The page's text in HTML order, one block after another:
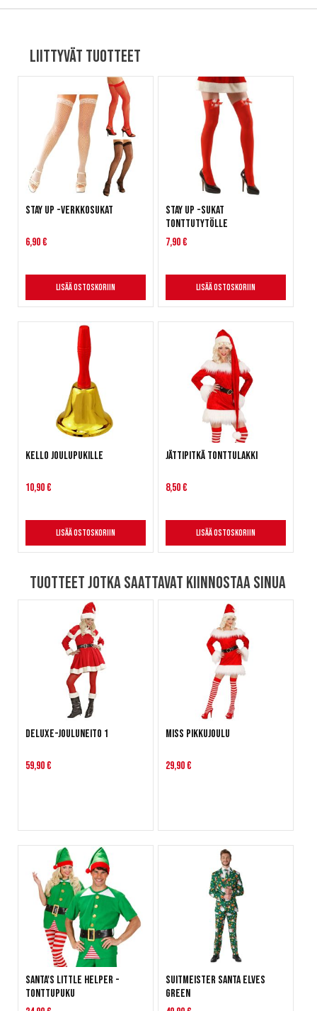
Liittyvät tuotteet
Stay up -verkkosukat
6,90 €
Lisää ostoskoriin
Stay up -sukat
tonttutytölle
7,90 €
Lisää ostoskoriin
Kello joulupukille
10,90 €
Lisää ostoskoriin
Jättipitkä tonttulakki
8,50 €
Lisää ostoskoriin
Tuotteet jotka saattavat kiinnostaa sinua
Deluxe-Jouluneito 1
59,90 €
Miss Pikkujoulu
29,90 €
Santa's Little Helper -
tonttupuku
Suitmeister Santa Elves
Green